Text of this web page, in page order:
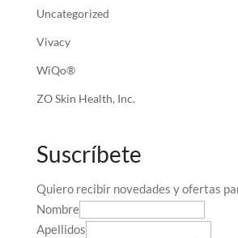
Uncategorized
Vivacy
WiQo®
ZO Skin Health, Inc.
Suscríbete
Quiero recibir novedades y ofertas
Nombre
Apellidos